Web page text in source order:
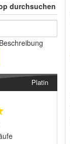
durchsuchen
Platin